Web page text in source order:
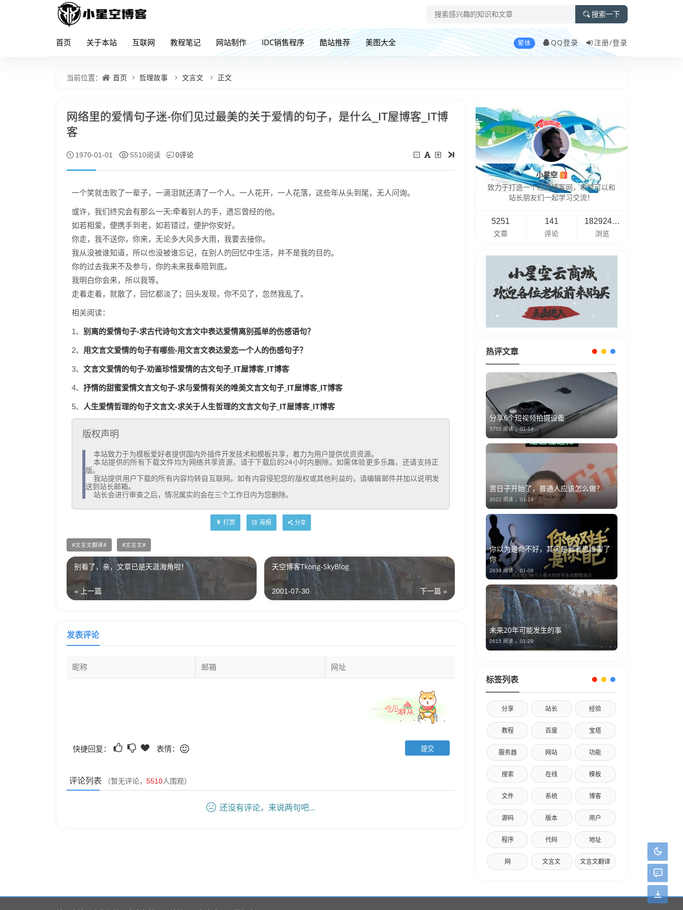
搜索一下
首页 关于本站 互联网 教程笔记 网站制作 IDC销售程序 酷站推荐 美图大全 繁体 QQ登录 注册/登录
当前位置： 首页 哲理故事 文言文 正文
网络里的爱情句子迷-你们见过最美的关于爱情的句子，是什么_IT屋博客_IT博
客
1970-01-01 5510阅读 0评论
一个笑就击败了一辈子，一滴泪就还清了一个人。一人花开，一人花落，这些年从头到尾，无人问询。
或许，我们终究会有那么一天:牵着别人的手，遗忘曾经的他。
如若相爱，便携手到老，如若错过，便护你安好。
你走，我不送你，你来，无论多大风多大雨，我要去接你。
我从没被谁知道，所以也没被谁忘记，在别人的回忆中生活，并不是我的目的。
你的过去我来不及参与，你的未来我奉陪到底。
我明白你会来，所以我等。
走着走着，就散了，回忆都淡了；回头发现，你不见了，忽然我乱了。
相关阅读：
1、 别离的爱情句子-求古代诗句文言文中表达爱情离别孤单的伤感语句？
2、 用文言文爱情的句子有哪些-用文言文表达爱恋一个人的伤感句子？
3、 文言文爱情的句子-劝鉴珍惜爱情的古文句子_IT屋博客_IT博客
4、 抒情的甜蜜爱情文言文句子-求与爱情有关的唯美文言文句子_IT屋博客_IT博客
5、 人生爱情哲理的句子文言文-求关于人生哲理的文言文句子_IT屋博客_IT博客
版权声明
  本站提供的所有下载文件均为网络共享资源，请于下载后的24小时内删除。如需体验更多乐趣，还请支持正
版。
送到站长邮箱。
  站长会进行审查之后，情况属实的会在三个工作日内为您删除。
打赏 海报 分享
文言文翻译 文言文
别看了，亲，文章已是天涯海角啦！
« 上一篇
天空博客Tkong-SkyBlog
下一篇 »
2001-07-30
发表评论
快捷回复： 表情：
评论列表 （暂无评论， 5510人围观）
还没有评论，来说两句吧...
小星空 V
致力于打造一个经典博客网，希望可以和
站长朋友们一起学习交流！
5251
文章
141
评论
18292461
浏览
热评文章
分享6个短视频拍摄设备
3755 阅读 ，01-14
苦日子开始了，普通人应该怎么做？
3022 阅读 ，01-14
你以为是命不好，其实是弱者思维害了
你
2639 阅读 ，01-09
未来20年可能发生的事
2615 阅读 ，01-29
标签列表
分享 站长 经验
教程 百度 宝塔
服务器 网站 功能
搜索 在线 模板
文件 系统 博客
源码 版本 用户
程序 代码 地址
网 文言文 文言文翻译